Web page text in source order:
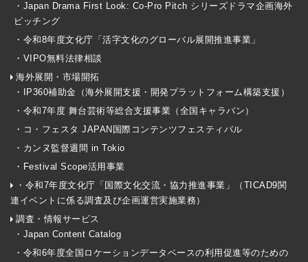
・Japan Drama First Look: Co-Pro Pitch シリーズドラマ企画海外
ピッチング
・令和8年度文化庁「活字文化のグローバル展開推進事業」
・VIPO無料法律相談
海外展開・市場開拓
・IP360補助金（海外展開支援・開発プラットフォーム構築支援）
・令和7年度 舞台芸術等総合支援事業（全国キャラバン）
・コ・フェスタ JAPAN国際コンテンツフェスティバル
・カンヌ監督週間 in Tokio
・Festival Scope活用事業
・令和7年度文化庁「国際文化交流・協力推進事業」（TICAD9関
連イベントに係る調査及び企画運営実施業務）
調査・情報サービス
・Japan Content Catalog
・令和6年度全国ロケーションデータベースの利用促進等のための